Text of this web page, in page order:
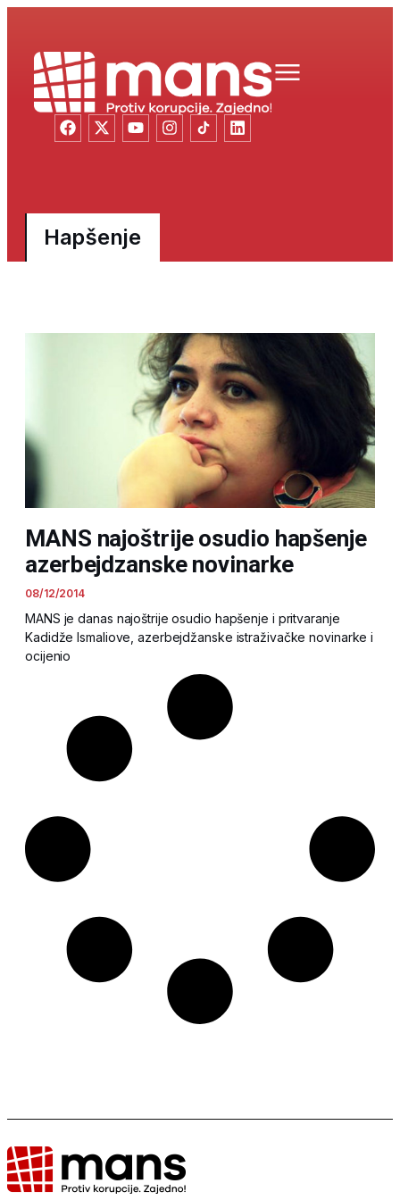
Hapšenje
MANS najoštrije osudio hapšenje
azerbejdzanske novinarke
08/12/2014
MANS je danas najoštrije osudio hapšenje i pritvaranje
Kadidže Ismaliove, azerbejdžanske istraživačke novinarke i
ocijenio